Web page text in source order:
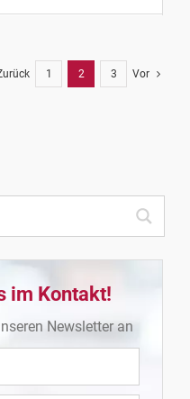
1 2 3 Vor
im Kontakt!
Newsletter an